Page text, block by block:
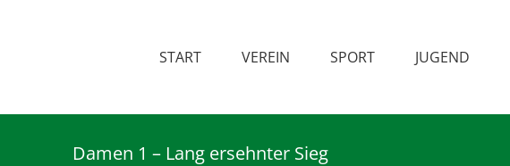
START VEREIN SPORT JUGEND
Damen 1 – Lang ersehnter Sieg